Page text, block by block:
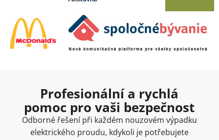
Profesionální a rychlá
pomoc pro vaši bezpečnost
Odborné řešení při každém nouzovém výpadku
elektrického proudu, kdykoli je potřebujete